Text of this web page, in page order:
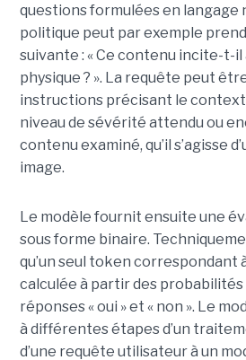
questions formulées en langage
politique peut par exemple
suivante : « Ce contenu incite-t-il
physique ? ». La requête peut
instructions précisant le
niveau de sévérité attendu ou
contenu examiné, qu’il s’agisse
image.
Le modèle fournit ensuite une
sous forme binaire.
qu’un seul token correspondant
calculée à partir des probabilités
réponses « oui » et « non ». Le
à différentes étapes d’un
d’une requête utilisateur à un